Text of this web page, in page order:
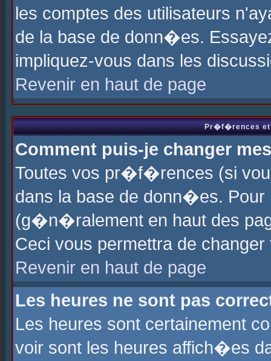
les comptes des utilisateurs
de la base de donn�es.
impliquez-vous dans les
Revenir en haut de page
Pr�f�rences et
Comment puis-je changer
Toutes vos pr�f�rences (si
dans la base de donn�es.
(g�n�ralement en haut des
Ceci vous permettra de
Revenir en haut de page
Les heures ne sont pas
Les heures sont certainement
voir sont les heures affich�es